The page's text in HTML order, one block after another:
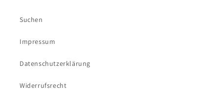
Suchen
Impressum
Datenschutzerklärung
Widerrufsrecht